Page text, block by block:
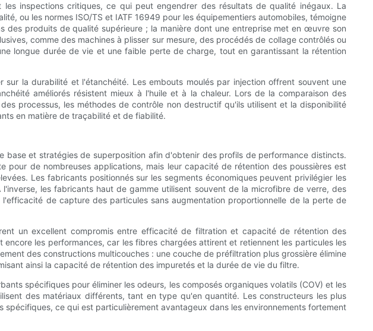
inspections critiques, ce qui peut engendrer des résultats de qualité inégaux. La
ou les normes ISO/TS et IATF 16949 pour les équipementiers automobiles, témoigne
produits de qualité supérieure ; la manière dont une entreprise met en œuvre son
comme des machines à plisser sur mesure, des procédés de collage contrôlés ou
longue durée de vie et une faible perte de charge, tout en garantissant la rétention
la durabilité et l'étanchéité. Les embouts moulés par injection offrent souvent une
améliorés résistent mieux à l'huile et à la chaleur. Lors de la comparaison des
processus, les méthodes de contrôle non destructif qu'ils utilisent et la disponibilité
en matière de traçabilité et de fiabilité.
et stratégies de superposition afin d'obtenir des profils de performance distincts.
de nombreuses applications, mais leur capacité de rétention des poussières est
Les fabricants positionnés sur les segments économiques peuvent privilégier les
les fabricants haut de gamme utilisent souvent de la microfibre de verre, des
de capture des particules sans augmentation proportionnelle de la perte de
un excellent compromis entre efficacité de filtration et capacité de rétention des
les performances, car les fibres chargées attirent et retiennent les particules les
des constructions multicouches : une couche de préfiltration plus grossière élimine
ainsi la capacité de rétention des impuretés et la durée de vie du filtre.
spécifiques pour éliminer les odeurs, les composés organiques volatils (COV) et les
des matériaux différents, tant en type qu'en quantité. Les constructeurs les plus
ce qui est particulièrement avantageux dans les environnements fortement